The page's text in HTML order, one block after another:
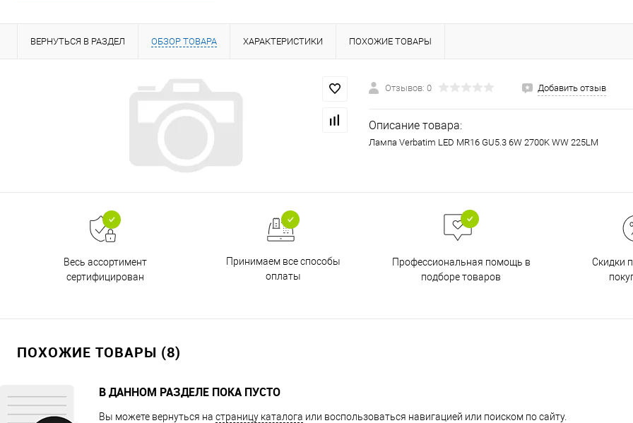
ВЕРНУТЬСЯ В РАЗДЕЛ ОБЗОР ТОВАРА ХАРАКТЕРИСТИКИ ПОХОЖИЕ ТОВАРЫ
Отзывов: 0 Добавить отзыв
Описание товара:
Лампа Verbatim LED MR16 GU5.3 6W 2700K WW 225LM
Весь ассортимент
сертифицирован
Принимаем все способы
оплаты
Профессиональная помощь в
подборе товаров
Скидки
ПОХОЖИЕ ТОВАРЫ (8)
В ДАННОМ РАЗДЕЛЕ ПОКА ПУСТО
Вы можете вернуться на страницу каталога или воспользоваться навигацией или поиском по сайту.